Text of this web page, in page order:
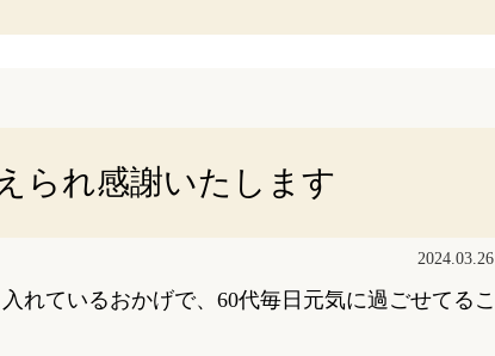
られ感謝いたします
2024.03.26
れているおかげで、 60代毎日元気に過ごせてるこ